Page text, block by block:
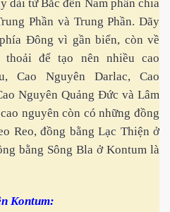
dài từ Bắc đến Nam phân chia
Phần và Trung Phần. Dãy
Đông vì gần biển, còn về
để tạo nên nhiều cao
Cao Nguyên Darlac, Cao
Nguyên Quảng Đức và Lâm
nguyên còn có những đồng
Reo, đồng bằng Lạc Thiện ở
bằng Sông Bla ở Kontum là
Kontum: